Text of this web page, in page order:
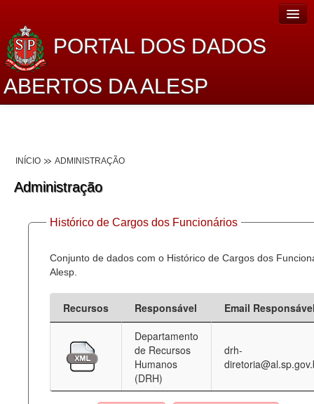
PORTAL DOS DADOS
ABERTOS DA ALESP
Dados Abertos Alesp
Lei de Acesso à Informação
Dados Governamentais Abertos
Planejamento
Catálogo de dados
Processo Legislativo
Administração
Legislação
INÍCIO ADMINISTRAÇÃO
Administração
Histórico de Cargos dos Funcionários
Conjunto de dados com o Histórico de Cargos dos
Alesp.
Recursos Responsável
Email
Departamento
de Recursos
Humanos
(DRH)
drh-